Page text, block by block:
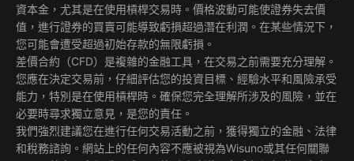
資本金，尤其是在使用槓桿交易時。價格波動可能使證券失去價
值，進行證券的買賣可能導致虧損超過潛在利潤。在某些情況下，
您可能會遭受超過初始存款的無限虧損。
差價合約（CFD）是複雜的金融工具，在交易之前需要充分理解。
您應在決定交易前，仔細評估您的投資目標、經驗水平和風險承受
能力，特別是在使用槓桿時。確保您完全理解所涉及的風險，並在
必要時尋求獨立意見，是您的責任。
我們強烈建議您在進行任何交易活動之前，獲得獨立的金融、法律
和稅務諮詢。網站上的任何內容不應被視為Wisuno或其任何關聯